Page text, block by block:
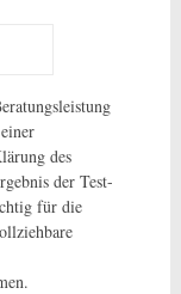
des
der Test-
für die